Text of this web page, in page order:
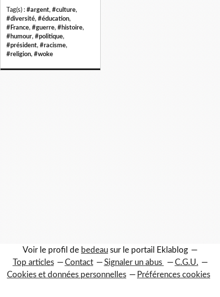
Tag(s) : #argent, #culture,
#diversité, #éducation,
#France, #guerre, #histoire,
#humour, #politique,
#président, #racisme,
#religion, #woke
Voir le profil de bedeau sur le portail Eklablog
Top articles
Contact Signaler un abus
C.G.U.
Cookies et données personnelles
Préférences cookies